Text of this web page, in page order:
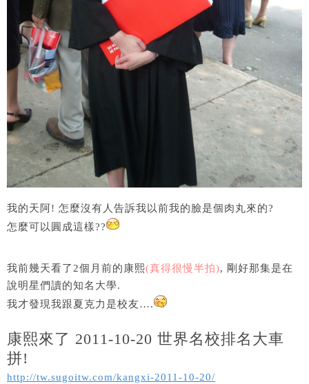
我的天阿! 怎麼沒有人告訴我以前我的臉是個肉丸來的?
怎麼可以圓成這樣??
我前幾天看了2個月前的康熙(真得很慢半拍), 剛好那集是在
說明星們讀的知名大學.
我才發現我跟夏克力是校友….
康熙來了 2011-10-20 世界名校排名大車
拼!
http://tw.sugoitw.com/kangxi-2011-10-20/